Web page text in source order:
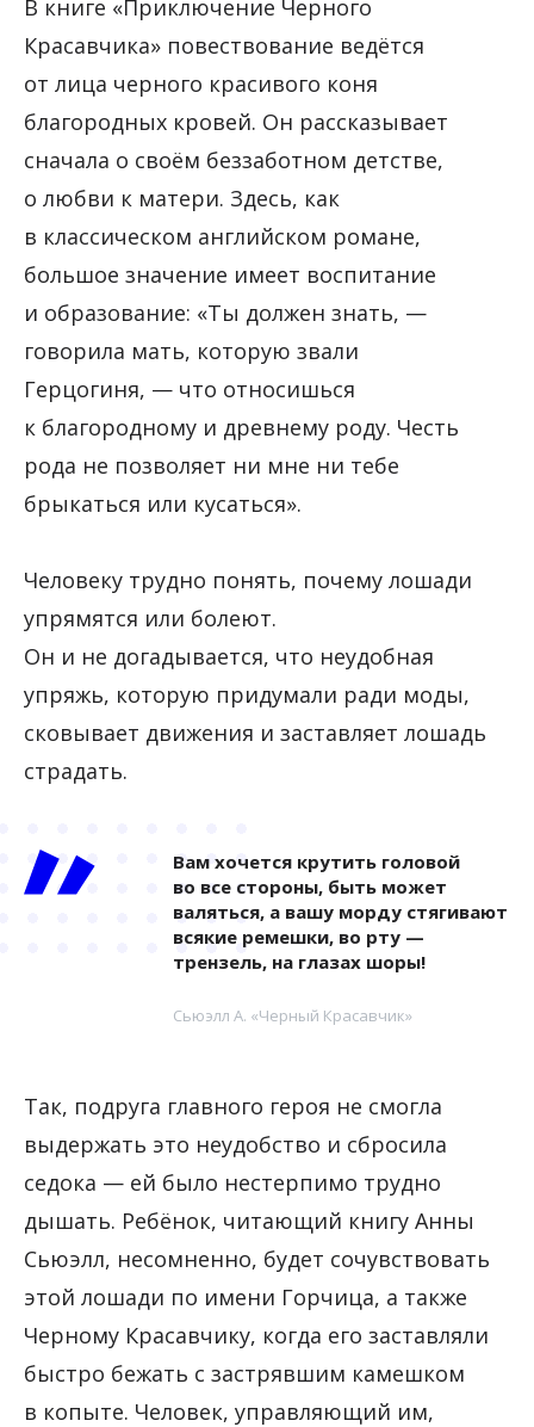
В книге «Приключение Черного
Красавчика» повествование ведётся
от лица черного красивого коня
благородных кровей. Он рассказывает
сначала о своём беззаботном детстве,
о любви к матери. Здесь, как
в классическом английском романе,
большое значение имеет воспитание
и образование: «Ты должен знать, —
говорила мать, которую звали
Герцогиня, — что относишься
к благородному и древнему роду. Честь
рода не позволяет ни мне ни тебе
брыкаться или кусаться».
Человеку трудно понять, почему лошади
упрямятся или болеют.
Он и не догадывается, что неудобная
упряжь, которую придумали ради моды,
сковывает движения и заставляет лошадь
страдать.
Вам хочется крутить головой
во все стороны, быть может
валяться, а вашу морду стягивают
всякие ремешки, во рту —
трензель, на глазах шоры!
Сьюэлл А. «Черный Красавчик»
Так, подруга главного героя не смогла
выдержать это неудобство и сбросила
седока — ей было нестерпимо трудно
дышать. Ребёнок, читающий книгу Анны
Сьюэлл, несомненно, будет сочувствовать
этой лошади по имени Горчица, а также
Черному Красавчику, когда его заставляли
быстро бежать с застрявшим камешком
в копыте. Человек, управляющий им,